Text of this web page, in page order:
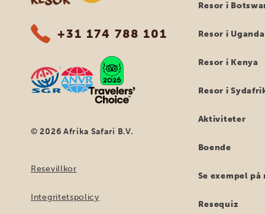
+31 174 788 101
© 2026 Afrika Safari B.V.
Resevillkor
Integritetspolicy
Resor i
Resor i Uganda
Resor i Kenya
Resor i
Aktiviteter
Boende
Se exempel
Resequiz